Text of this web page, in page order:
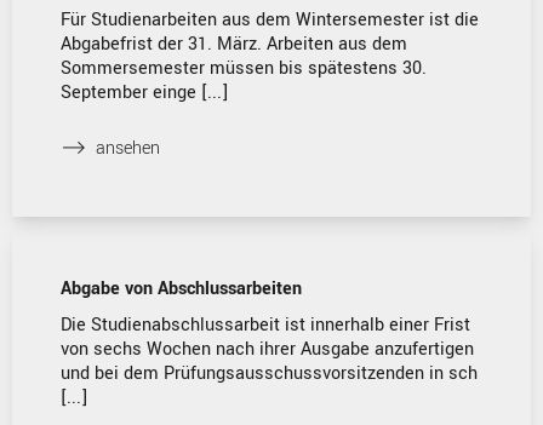
Für Studienarbeiten aus dem Wintersemester ist die
Abgabefrist der 31. März. Arbeiten aus dem
Sommersemester müssen bis spätestens 30.
September einge [...]
⟶ ansehen
Abgabe von Abschlussarbeiten
Die Studienabschlussarbeit ist innerhalb einer Frist
von sechs Wochen nach ihrer Ausgabe anzufertigen
und bei dem Prüfungsausschussvorsitzenden in sch
[...]